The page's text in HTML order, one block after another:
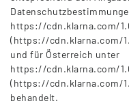
https://cdn.klarna.com/
(https://cdn.klarna.com/
und für Österreich unter
https://cdn.klarna.com/
(https://cdn.klarna.com/
behandelt.